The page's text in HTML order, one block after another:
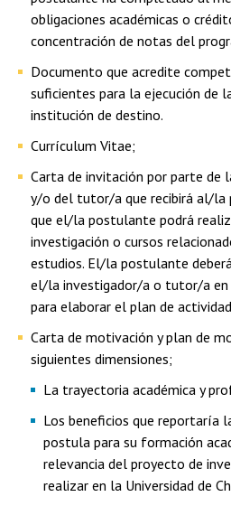
obligaciones académicas o
concentración de notas del
Documento que acredite
suficientes para la ejecución de
institución de destino.
Currículum Vitae;
Carta de invitación por parte de
y/o del tutor/a que recibirá al/la
que el/la postulante podrá
investigación o cursos
estudios. El/la postulante
el/la investigador/a o tutor/a en
para elaborar el plan de
Carta de motivación y plan de
siguientes dimensiones;
La trayectoria académica y
Los beneficios que reportaría
postula para su formación
relevancia del proyecto de
realizar en la Universidad de